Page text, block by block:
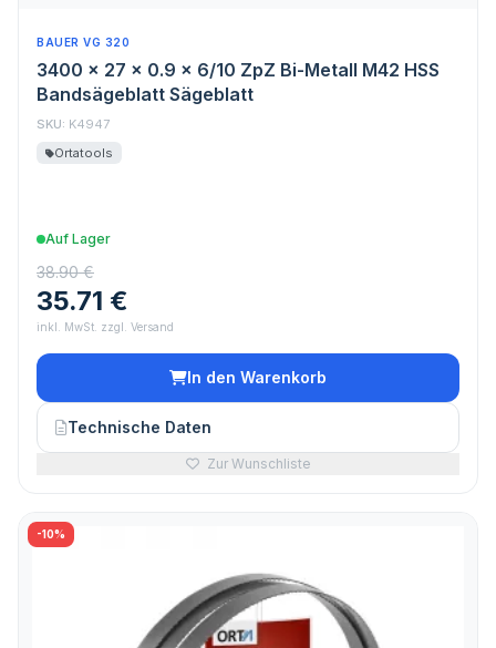
BAUER VG 320
3400 x 27 x 0.9 x 6/10 ZpZ Bi-Metall M42 HSS
Bandsägeblatt Sägeblatt
SKU: K4947
Ortatools
Auf Lager
38.90 €
35.71 €
inkl. MwSt. zzgl. Versand
In den Warenkorb
Technische Daten
Zur Wunschliste
-10%